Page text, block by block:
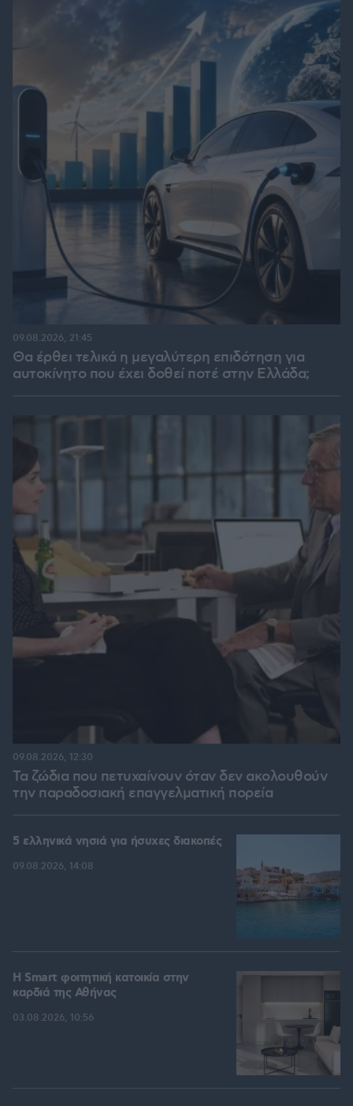
Θα έρθει τελικά η μεγαλύτερη επιδότηση για
αυτοκίνητο που έχει δοθεί ποτέ στην Ελλάδα;
09.08.2026, 21:45
Τα ζώδια που πετυχαίνουν όταν δεν ακολουθούν
την παραδοσιακή επαγγελματική πορεία
09.08.2026, 12:30
5 ελληνικά νησιά για ήσυχες διακοπές
09.08.2026, 14:08
Η Smart φοιτητική κατοικία στην
καρδιά της Αθήνας
03.08.2026, 10:56